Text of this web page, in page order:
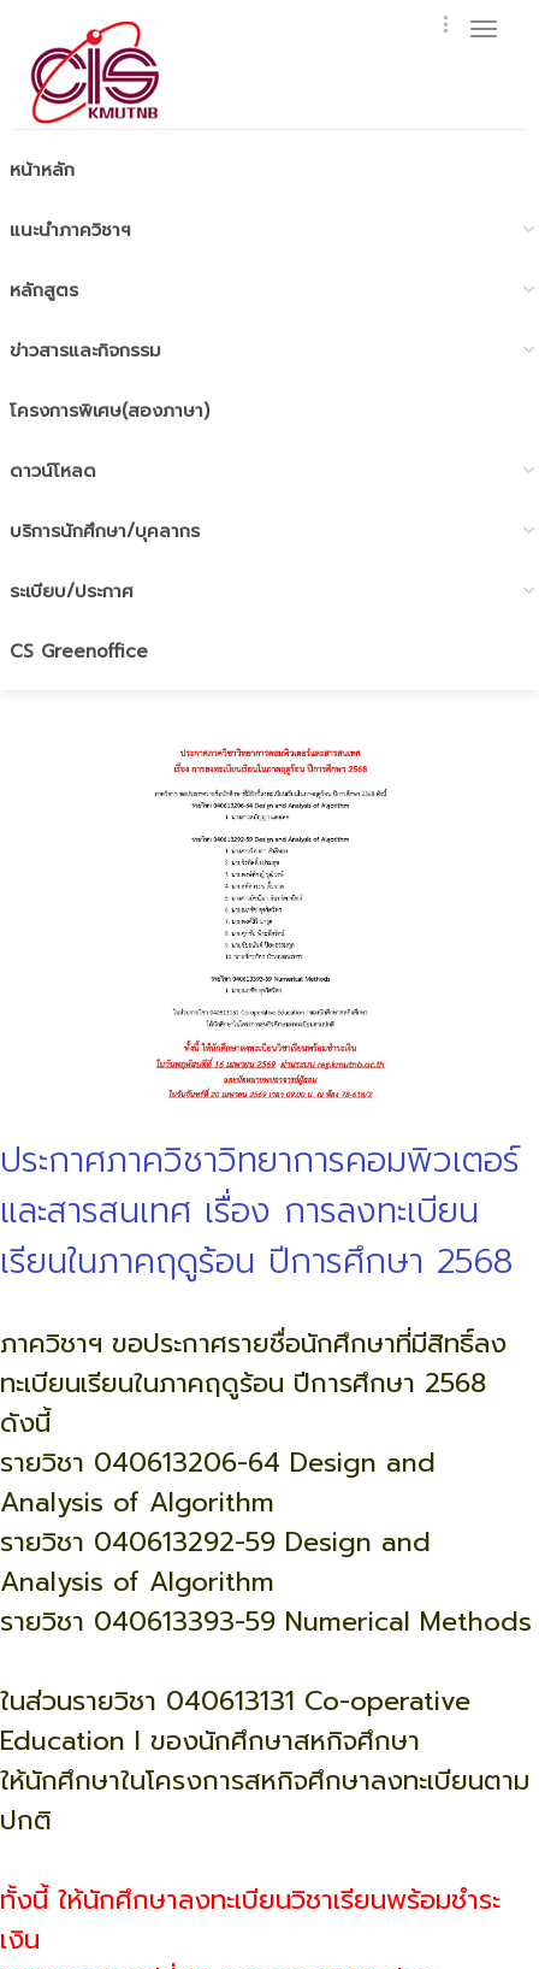
หน้าหลัก
แนะนำภาควิชาฯ
หลักสูตร
ข่าวสารและกิจกรรม
โครงการพิเศษ(สองภาษา)
ดาวน์โหลด
บริการนักศึกษา/บุคลากร
ระเบียบ/ประกาศ
CS Greenoffice
ประกาศภาควิชาวิทยาการคอมพิวเตอร์
และสารสนเทศ เรื่อง การลงทะเบียน
เรียนในภาคฤดูร้อน ปีการศึกษา 2568
ภาควิชาฯ ขอประกาศรายชื่อนักศึกษาที่มีสิทธิ์ลง
ทะเบียนเรียนในภาคฤดูร้อน ปีการศึกษา 2568
ดังนี้
รายวิชา 040613206-64 Design and
Analysis of Algorithm
รายวิชา 040613292-59 Design and
Analysis of Algorithm
รายวิชา 040613393-59 Numerical Methods
ในส่วนรายวิชา 040613131 Co-operative
Education I ของนักศึกษาสหกิจศึกษา
ให้นักศึกษาในโครงการสหกิจศึกษาลงทะเบียนตาม
ปกติ
ทั้งนี้ ให้นักศึกษาลงทะเบียนวิชาเรียนพร้อมชำระ
เงิน